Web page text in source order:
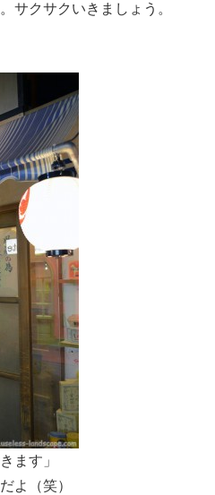
サクサクいきましょう。
ます」
よ（笑）